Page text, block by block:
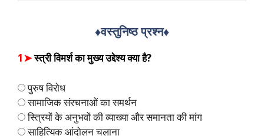
♦️वस्तुनिष्ठ प्रश्न♦️
1➤स्त्री विमर्श का मुख्य उद्देश्य क्या है?
पुरुष विरोध
सामाजिक संरचनाओं का समर्थन
स्त्रियों के अनुभवों की व्याख्या और समानता की मांग
साहित्यिक आंदोलन चलाना